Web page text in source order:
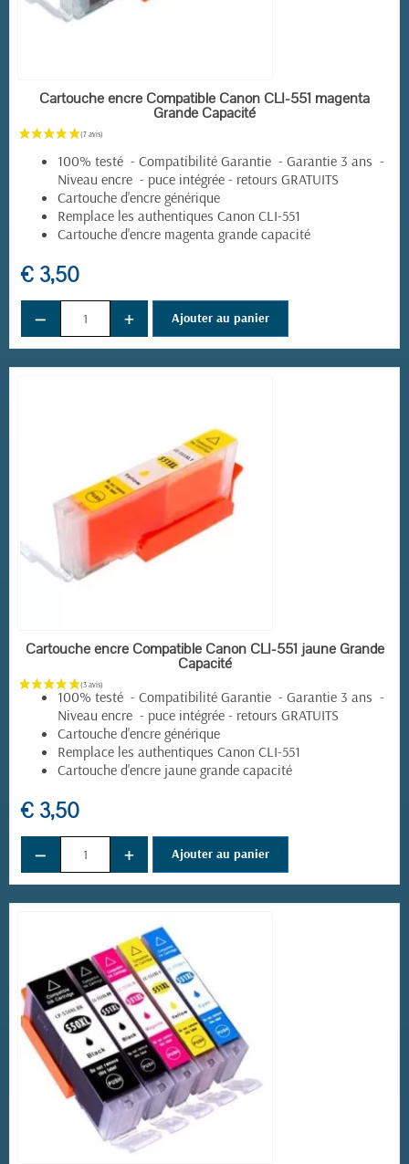
EN STOCK
Cartouche encre Compatible Canon CLI-551 magenta
Grande Capacité
100% testé - Compatibilité Garantie - Garantie 3 ans -
Niveau encre - puce intégrée - retours GRATUITS
Cartouche d'encre générique
Remplace les authentiques Canon CLI-551
Cartouche d'encre magenta grande capacité
€ 3,50
− + Ajouter au panier
EN STOCK
Cartouche encre Compatible Canon CLI-551 jaune Grande
Capacité
100% testé - Compatibilité Garantie - Garantie 3 ans -
Niveau encre - puce intégrée - retours GRATUITS
Cartouche d'encre générique
Remplace les authentiques Canon CLI-551
Cartouche d'encre jaune grande capacité
€ 3,50
− + Ajouter au panier